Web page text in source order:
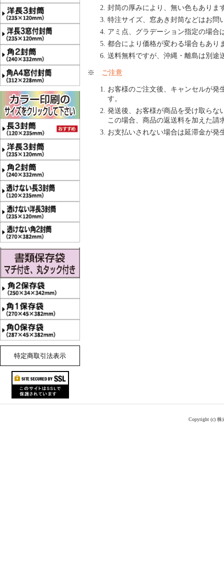
特定商取引法表示
封筒の厚みにより、無い色もありま
特注サイズ、窓あき封筒などはお問
アミ点、グラデーション指定の場合
都合により価格が変わる場合もあり
送料無料ですが、沖縄・離島は別途
※ ご注意
お客様のご注文後、キャンセルが発
す。
発送後、お客様が商品を受け取らな
この場合、商品の返送料を加えた請
お支払いされない場合は延滞金が発
Copyright (c)